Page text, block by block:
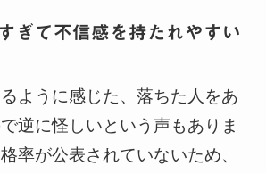
ぎて不信感を持たれやすい
ように感じた、落ちた人をあ
逆に怪しいという声もありま
率が公表されていないため、